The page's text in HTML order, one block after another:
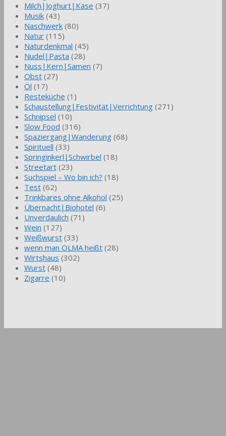
Milch|Joghurt|Käse (37)
Musik (43)
Naschwerk (80)
Natur (115)
Naturdenkmal (45)
Nudel|Pasta (28)
Nuss|Kern|Samen (7)
Obst (27)
Öl (17)
Resteküche (1)
Schaustellung|Festivität|Verrichtung (271)
Schnipsel (10)
Slow Food (316)
Spaziergang|Wanderung (68)
Spirituell (33)
Springinkerl|Schwirbel (18)
Streetart (23)
Suchspiel – Wo bin ich? (18)
Test (62)
Trinkbares ohne Alkohol (25)
Übernacht|Biohotel (6)
Unverdaulich (71)
Wein (127)
Weißwurst (33)
wenn man OLMA heißt (28)
Wirtshaus (302)
Wurst (48)
Zigarre (10)